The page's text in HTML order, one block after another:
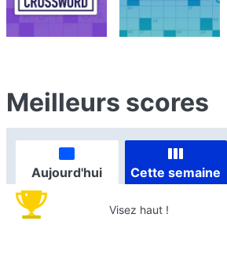
Meilleurs scores
Aujourd'hui Cette semaine
Visez haut !